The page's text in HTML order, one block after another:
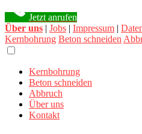
Jetzt anrufen
Über uns | Jobs | Impressum |
Kernbohrung Beton schneiden
Kernbohrung
Beton schneiden
Abbruch
Über uns
Kontakt